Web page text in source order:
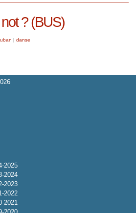
? (BUS)
| danse
2025
2024
2023
2022
2021